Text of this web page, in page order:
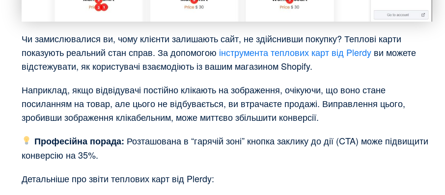
Чи замислювалися ви, чому клієнти залишають сайт, не здійснивши покупку? Теплові карти
показують реальний стан справ. За допомогою інструмента теплових карт від Plerdy ви можете
відстежувати, як користувачі взаємодіють із вашим магазином Shopify.
Наприклад, якщо відвідувачі постійно клікають на зображення, очікуючи, що воно стане
посиланням на товар, але цього не відбувається, ви втрачаєте продажі. Виправлення цього,
зробивши зображення клікабельним, може миттєво збільшити конверсії.
Професійна порада: Розташована в “гарячій зоні” кнопка заклику до дії (CTA) може підвищити
конверсію на 35%.
Детальніше про звіти теплових карт від Plerdy: